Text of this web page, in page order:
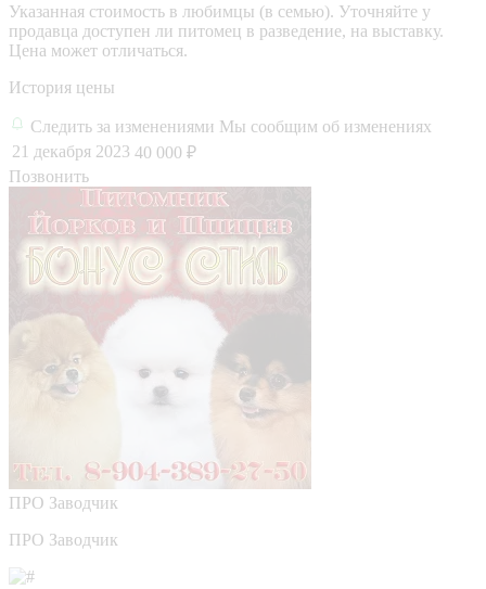
Указанная стоимость в любимцы (в семью). Уточняйте у
продавца доступен ли питомец в разведение, на выставку.
Цена может отличаться.
История цены
Следить за изменениями Мы сообщим об изменениях
21 декабря 2023 40 000 ₽
Позвонить
ПРО Заводчик
ПРО Заводчик